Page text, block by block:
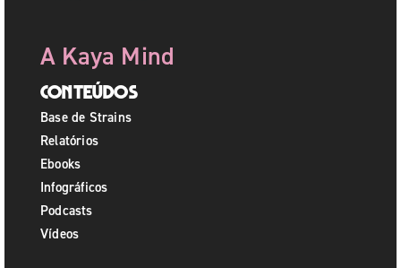
A Kaya Mind
Conteúdos
Base de Strains
Relatórios
Ebooks
Infográficos
Podcasts
Vídeos